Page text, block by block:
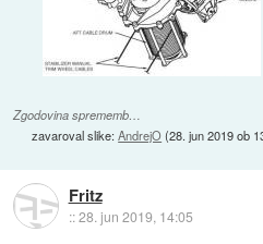
Zgodovina sprememb…
zavaroval slike:AndrejO(28. jun 2019 ob
Fritz
::28. jun 2019, 14:05